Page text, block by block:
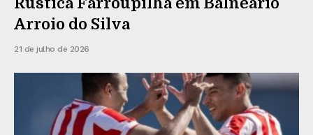
Arroio do Silva
21 de julho de 2026